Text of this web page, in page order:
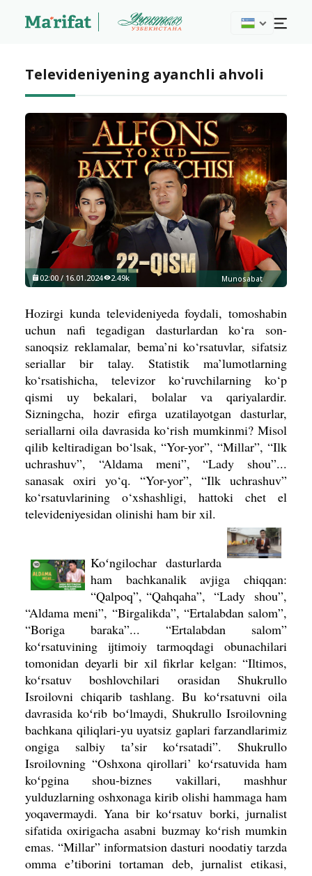
Televideniyening ayanchli ahvoli
Munosabat
02:00 / 16.01.2024 2.49k
Hozirgi kunda televideniyeda foydali, tomoshabin
uchun nafi tegadigan dasturlardan ko‘ra son-
sanoqsiz reklamalar, bema’ni ko‘rsatuvlar, sifatsiz
seriallar bir talay. Statistik ma’lumotlarning
ko‘rsatishicha, televizor ko‘ruvchilarning ko‘p
qismi uy bekalari, bolalar va qariyalardir.
Sizningcha, hozir efirga uzatilayotgan dasturlar,
seriallarni oila davrasida ko‘rish mumkinmi? Misol
qilib keltiradigan bo‘lsak, “Yor-yor”, “Millar”, “Ilk
uchrashuv”, “Aldama meni”, “Lady shou”...
sanasak oxiri yo‘q. “Yor-yor”, “Ilk uchrashuv”
ko‘rsatuvlarining o‘xshashligi, hattoki chet el
televideniyesidan olinishi ham bir xil.
Koʻngilochar dasturlarda
ham bachkanalik avjiga chiqqan:
“Qalpoq”, “Qah­qaha”, “Lady shou”,
“Aldama meni”, “Birgalikda”, “Ertalabdan salom”,
“Boriga baraka”... “Ertalabdan salom”
koʻrsatuvining ijtimoiy tarmoqdagi obunachilari
tomonidan deyarli bir xil ﬁkrlar kelgan: “Iltimos,
koʻrsatuv boshlovchilari orasidan Shukrullo
Isroilovni chiqarib tashlang. Bu koʻrsatuvni oila
davrasida koʻrib boʻlmaydi, Shukrullo Isroilovning
bachkana qiliqlari-yu uyatsiz gaplari farzandlarimiz
ongiga salbiy taʼsir koʻrsatadi”. Shukrullo
Isroilovning “Oshxona qirollari’ koʻrsatuvida ham
koʻpgina shou-biznes vakillari, mashhur
yulduzlarning oshxonaga kirib olishi hammaga ham
yoqavermaydi. Yana bir koʻrsatuv borki, jurnalist
sifatida oxirigacha asabni buzmay koʻrish mumkin
emas. “Millar” informatsion dasturi no­odatiy tarzda
omma eʼtiborini tortaman deb, jurnalist etikasi,